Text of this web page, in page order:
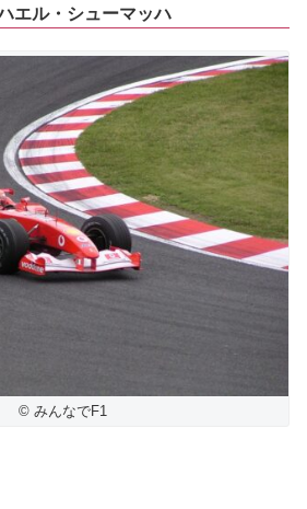
エル・シューマッハ
© みんなでF1